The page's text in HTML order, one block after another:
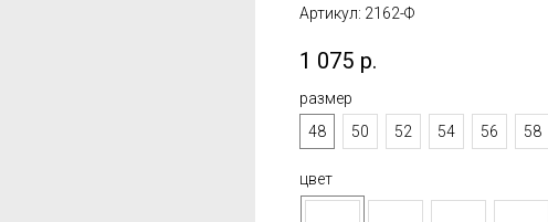
Артикул: 2162-Ф
1 075 р.
размер
48
50 52 54 56 58
цвет